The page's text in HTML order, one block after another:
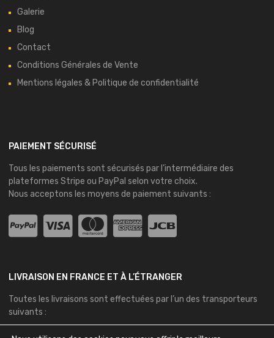
Galerie
Blog
Contact
Conditions Générales de Vente
Mentions légales & Politique de confidentialité
PAIEMENT SÉCURISÉ
Tous les paiements sont sécurisés par l’intermédiaire des
plateformes Stripe ou PayPal selon votre choix.
Nous acceptons les moyens de paiement suivants :
LIVRAISON EN FRANCE ET À L’ÉTRANGER
Toutes les livraisons sont effectuées par l’un des transporteurs
suivants :